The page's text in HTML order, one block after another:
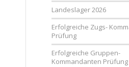
Landeslager 2026
Erfolgreiche Zugs-
Prüfung
Erfolgreiche Gruppen-
Kommandanten Prüfung